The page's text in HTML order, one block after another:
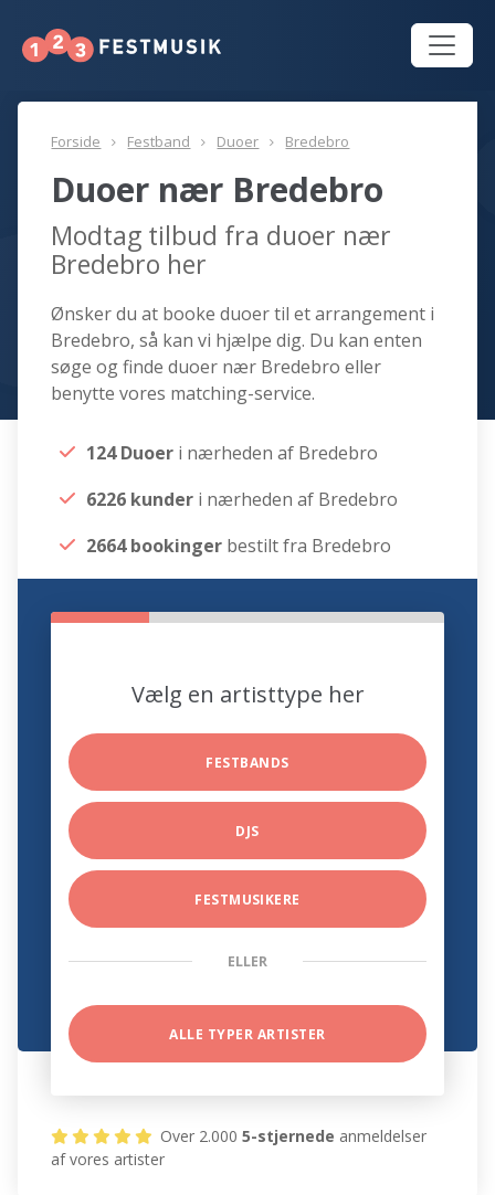
Forside Festband Duoer Bredebro
Duoer nær Bredebro
Modtag tilbud fra duoer nær
Bredebro her
Ønsker du at booke duoer til et arrangement i
Bredebro, så kan vi hjælpe dig. Du kan enten
søge og finde duoer nær Bredebro eller
benytte vores matching-service.
124 Duoer i nærheden af Bredebro
6226 kunder i nærheden af Bredebro
2664 bookinger bestilt fra Bredebro
Vælg en artisttype her
FESTBANDS
DJS
FESTMUSIKERE
ELLER
ALLE TYPER ARTISTER
Over 2.0005-stjernede anmeldelser
af vores artister